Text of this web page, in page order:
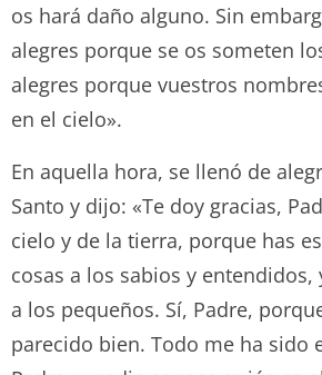
os hará daño alguno. Sin
alegres porque se os someten
alegres porque vuestros
en el cielo».
En aquella hora, se llenó de
Santo y dijo: «Te doy gracias,
cielo y de la tierra, porque has
cosas a los sabios y entendidos,
a los pequeños. Sí, Padre,
parecido bien. Todo me ha sido